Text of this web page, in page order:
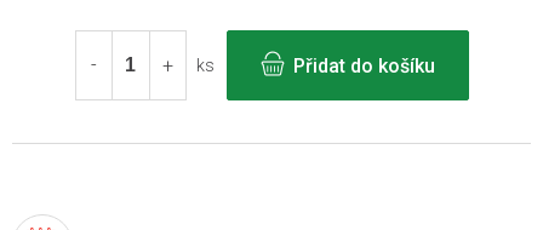
cena:
ks
Přidat do košíku